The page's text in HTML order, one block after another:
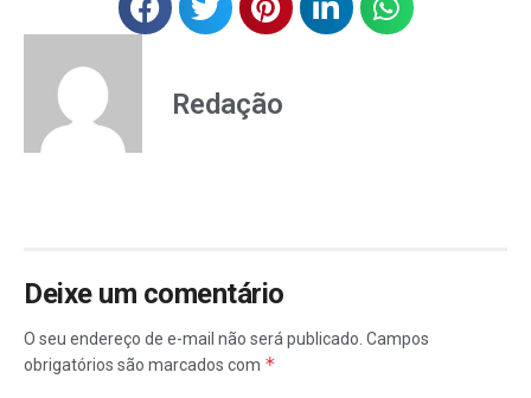
Redação
Deixe um comentário
O seu endereço de e-mail não será publicado. Campos
obrigatórios são marcados com *